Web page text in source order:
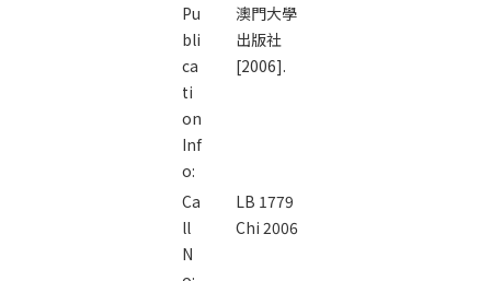
Pu
bli
ca
ti
on
Inf
o:
澳門大學
出版社
[2006].
Ca
ll
N
LB 1779
Chi 2006